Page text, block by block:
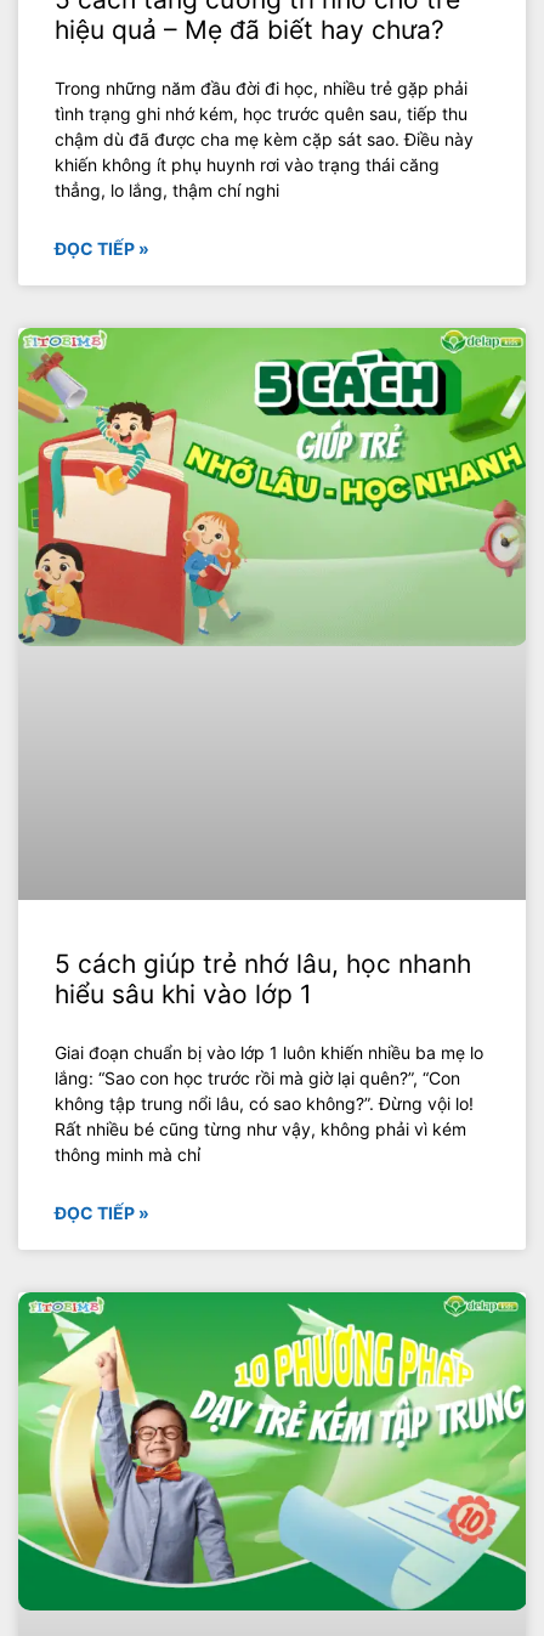
hiệu quả – Mẹ đã biết hay chưa?
Trong những năm đầu đời đi học, nhiều trẻ gặp phải
tình trạng ghi nhớ kém, học trước quên sau, tiếp thu
chậm dù đã được cha mẹ kèm cặp sát sao. Điều này
khiến không ít phụ huynh rơi vào trạng thái căng
thẳng, lo lắng, thậm chí nghi
ĐỌC TIẾP »
5 cách giúp trẻ nhớ lâu, học nhanh
hiểu sâu khi vào lớp 1
Giai đoạn chuẩn bị vào lớp 1 luôn khiến nhiều ba mẹ lo
lắng: “Sao con học trước rồi mà giờ lại quên?”, “Con
không tập trung nổi lâu, có sao không?”. Đừng vội lo!
Rất nhiều bé cũng từng như vậy, không phải vì kém
thông minh mà chỉ
ĐỌC TIẾP »